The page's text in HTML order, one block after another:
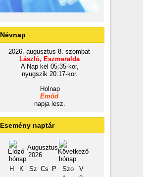
Névnap
2026. augusztus 8. szombat
László, Eszmeralda
A Nap kel 05:35-kor,
nyugszik 20:17-kor.
Holnap
Emőd
napja lesz.
Esemény naptár
Augusztus
2026
H
K Sz Cs P Szo
V